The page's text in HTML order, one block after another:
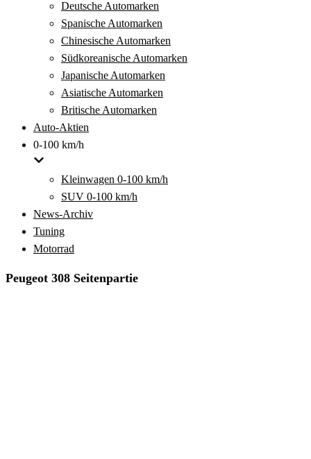
Deutsche Automarken
Spanische Automarken
Chinesische Automarken
Südkoreanische Automarken
Japanische Automarken
Asiatische Automarken
Britische Automarken
Auto-Aktien
0-100 km/h
Kleinwagen 0-100 km/h
SUV 0-100 km/h
News-Archiv
Tuning
Motorrad
Peugeot 308 Seitenpartie